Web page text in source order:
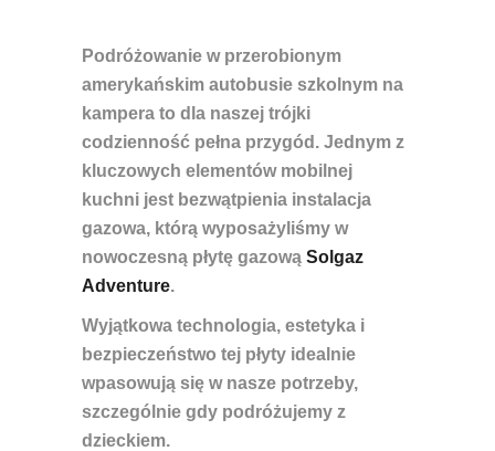
Podróżowanie w przerobionym
amerykańskim autobusie szkolnym na
kampera to dla naszej trójki
codzienność pełna przygód. Jednym z
kluczowych elementów mobilnej
kuchni jest bezwątpienia instalacja
gazowa, którą wyposażyliśmy w
nowoczesną płytę gazową Solgaz
Adventure.
Wyjątkowa technologia, estetyka i
bezpieczeństwo tej płyty idealnie
wpasowują się w nasze potrzeby,
szczególnie gdy podróżujemy z
dzieckiem.